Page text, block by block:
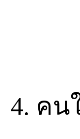
4. คน